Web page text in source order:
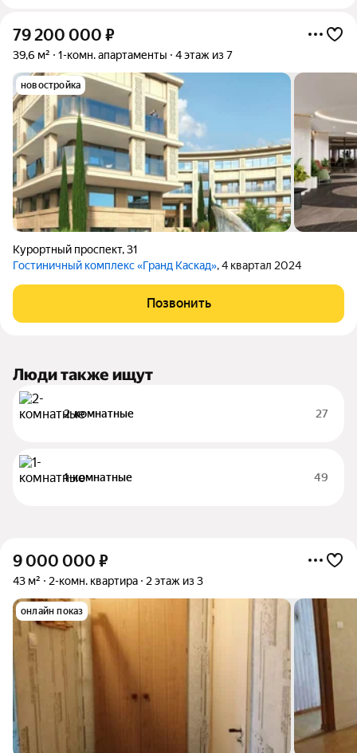
79 200 000 ₽
39,6 м² 1-комн. апартаменты 4 этаж из 7
новостройка
Курортный проспект,31
Гостиничный комплекс «Гранд Каскад», 4 квартал 2024
Позвонить
Люди также ищут
2-комнатные 27
1-комнатные 49
9 000 000 ₽
43 м² 2-комн. квартира 2 этаж из 3
онлайн показ